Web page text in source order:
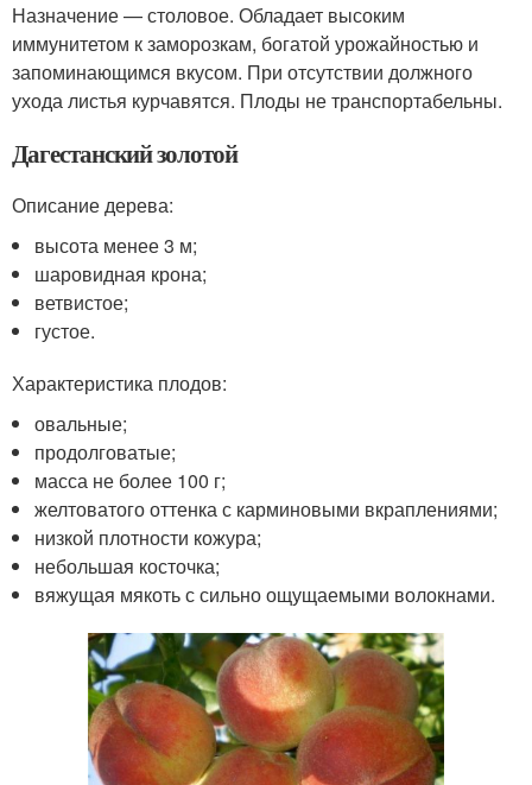
Назначение — столовое. Обладает высоким
иммунитетом к заморозкам, богатой урожайностью и
запоминающимся вкусом. При отсутствии должного
ухода листья курчавятся. Плоды не транспортабельны.
Дагестанский золотой
Описание дерева:
высота менее 3 м;
шаровидная крона;
ветвистое;
густое.
Характеристика плодов:
овальные;
продолговатые;
масса не более 100 г;
желтоватого оттенка с карминовыми вкраплениями;
низкой плотности кожура;
небольшая косточка;
вяжущая мякоть с сильно ощущаемыми волокнами.